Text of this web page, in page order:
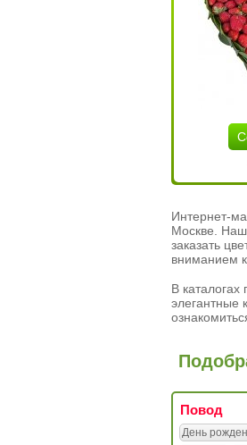
Интернет-
Москве.
заказать
вниманием
В
элегантные
Повод
День